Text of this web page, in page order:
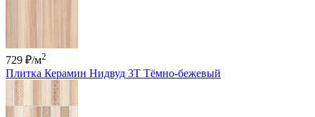
729 ₽/м2
Плитка Керамин Нидвуд 3Т Тёмно-бежевый